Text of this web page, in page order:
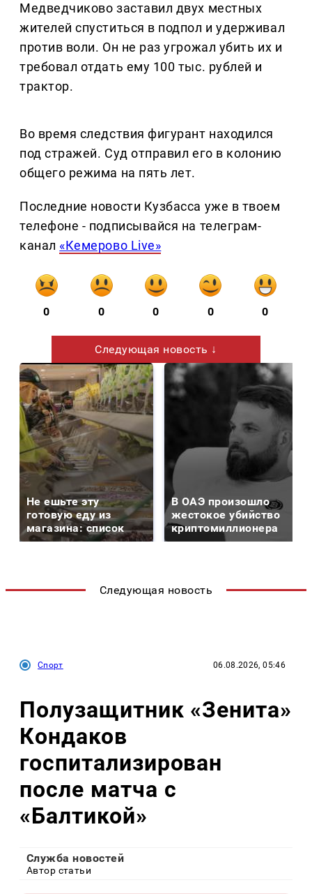
Медведчиково заставил двух местных
жителей спуститься в подпол и удерживал
против воли. Он не раз угрожал убить их и
требовал отдать ему 100 тыс. рублей и
трактор.
Во время следствия фигурант находился
под стражей. Суд отправил его в колонию
общего режима на пять лет.
Последние новости Кузбасса уже в твоем
телефоне - подписывайся на телеграм-
канал «Кемерово Live»
0 0 0 0 0
Следующая новость ↓
Не ешьте эту
готовую еду из
магазина: список
В ОАЭ произошло
жестокое убийство
криптомиллионера
Следующая новость
Спорт 06.08.2026, 05:46
Полузащитник «Зенита»
Кондаков
госпитализирован
после матча с
«Балтикой»
Служба новостей
Автор статьи